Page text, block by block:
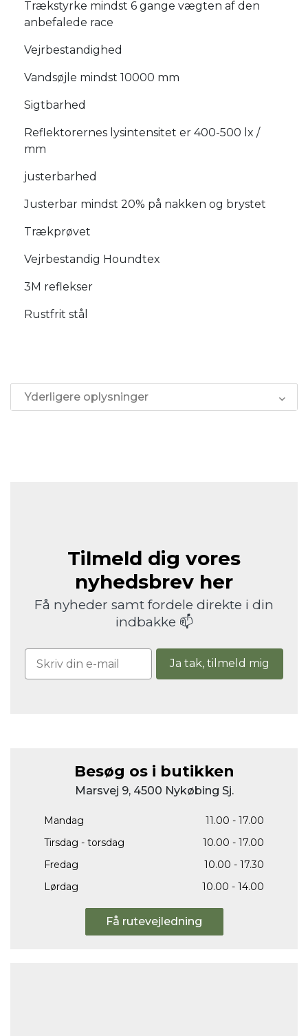
Trækstyrke mindst 6 gange vægten af den
anbefalede race
Vejrbestandighed
Vandsøjle mindst 10000 mm
Sigtbarhed
Reflektorernes lysintensitet er 400-500 lx /
mm
justerbarhed
Justerbar mindst 20% på nakken og brystet
Trækprøvet
Vejrbestandig Houndtex
3M reflekser
Rustfrit stål
Yderligere oplysninger
Tilmeld dig vores
nyhedsbrev her
Få nyheder samt fordele direkte i din
indbakke 📫
Ja tak, tilmeld mig
Besøg os i butikken
Marsvej 9, 4500 Nykøbing Sj.
Mandag
11.00 - 17.00
Tirsdag - torsdag
10.00 - 17.00
Fredag
10.00 - 17.30
Lørdag
10.00 - 14.00
Få rutevejledning